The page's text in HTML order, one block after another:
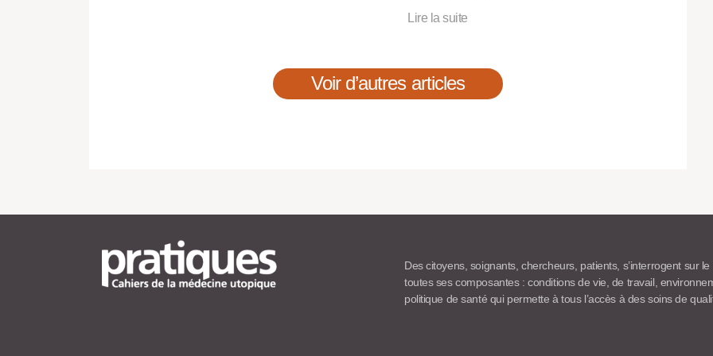
Lire la suite
Voir d’autres articles
Des citoyens, soignants, chercheurs, patients, s’interrogent sur
toutes ses composantes : conditions de vie, de travail,
politique de santé qui permette à tous l’accès à des soins de